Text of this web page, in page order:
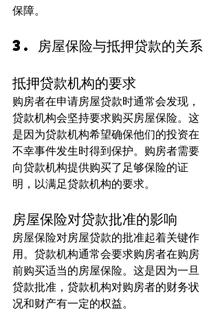
保障。
3. 房屋保险与抵押贷款的关系
抵押贷款机构的要求
购房者在申请房屋贷款时通常会发现，
贷款机构会坚持要求购买房屋保险。这
是因为贷款机构希望确保他们的投资在
不幸事件发生时得到保护。购房者需要
向贷款机构提供购买了足够保险的证
明，以满足贷款机构的要求。
房屋保险对贷款批准的影响
房屋保险对房屋贷款的批准起着关键作
用。贷款机构通常会要求购房者在购房
前购买适当的房屋保险。这是因为一旦
贷款批准，贷款机构对购房者的财务状
况和财产有一定的权益。